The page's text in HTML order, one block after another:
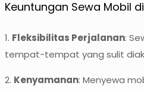
Keuntungan Sewa Mobil
1. Fleksibilitas Perjalanan:
tempat-tempat yang sulit
2. Kenyamanan: Menyewa